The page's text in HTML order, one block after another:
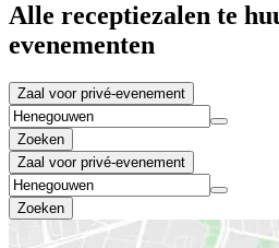
Alle receptiezalen te
evenementen
Zaal voor privé-evenement
Zoeken
Zaal voor privé-evenement
Zoeken